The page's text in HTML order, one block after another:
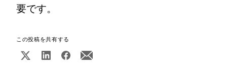
要です。
この投稿を共有する